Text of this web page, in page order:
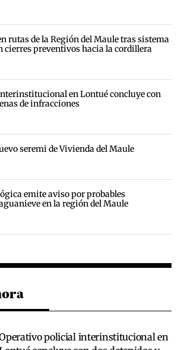
rutas de la Región del Maule tras sistema
cierres preventivos hacia la cordillera
en Lontué concluye con
de infracciones
seremi de Vivienda del Maule
emite aviso por probables
en la región del Maule
policial interinstitucional en